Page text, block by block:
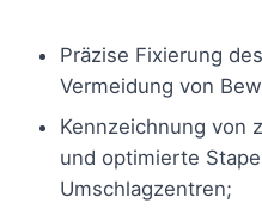
Präzise Fixierung
Vermeidung von
Kennzeichnung von
und optimierte
Umschlagzentren;